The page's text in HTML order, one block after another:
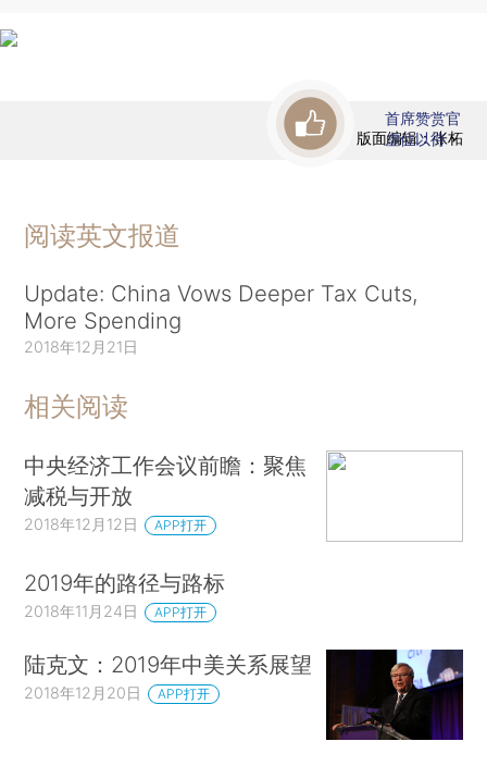
版面编辑：张柘
首席赞赏官
虚位以待
阅读英文报道
Update: China Vows Deeper Tax Cuts,
More Spending
2018年12月21日
相关阅读
中央经济工作会议前瞻：聚焦
减税与开放
2018年12月12日 APP打开
2019年的路径与路标
2018年11月24日 APP打开
陆克文：2019年中美关系展望
2018年12月20日 APP打开